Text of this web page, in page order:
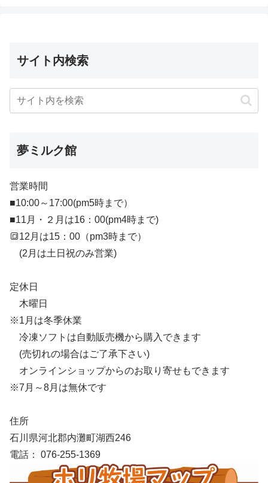
サイト内検索
夢ミルク館
営業時間
■10:00～17:00(pm5時まで）
■11月・２月は16：00(pm4時まで)
🔳12月は15：00（pm3時まで）
(2月は土日祝のみ営業)
定休日
木曜日
※1月は冬季休業
冷凍ソフトは自動販売機から購入できます
(売切れの場合はご了承下さい)
オンラインショップからのお取り寄せもできます
※7月～8月は無休です
住所
石川県河北郡内灘町湖西246
電話： 076-255-1369